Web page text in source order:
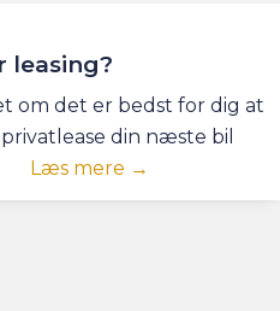
leasing?
om det er bedst for dig at
din næste bil
Læs mere →